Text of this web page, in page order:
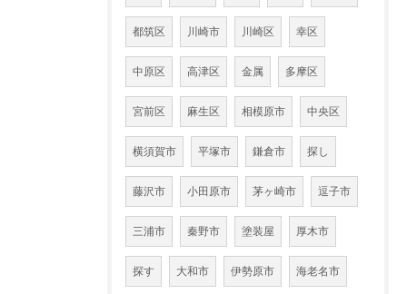
都筑区 川崎市 川崎区 幸区
中原区 高津区 金属 多摩区
宮前区 麻生区 相模原市 中央区
横須賀市 平塚市 鎌倉市 探し
藤沢市 小田原市 茅ヶ崎市 逗子市
三浦市 秦野市 塗装屋 厚木市
探す 大和市 伊勢原市 海老名市